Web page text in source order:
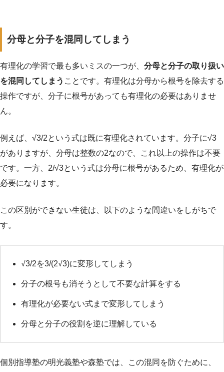
分母と分子を混同してしまう
有理化の学習で最も多いミスの一つが、 分母と分子の取り扱い
を混同してしまう ことです。有理化は分母から根号を除去する
操作ですが、分子に根号があっても有理化の必要はありませ
ん。
例えば、√3/2という式は既に有理化されています。分子に√3
がありますが、分母は整数の2なので、これ以上の操作は不要
です。一方、2/√3という式は分母に根号があるため、有理化が
必要になります。
この区別ができない生徒は、以下のような間違いをしがちで
す。
√3/2を3/(2√3)に変形してしまう
分子の根号も消そうとして不要な計算をする
有理化が必要ない式まで変形してしまう
分母と分子の役割を逆に理解している
個別指導塾の明光義塾や森塾では、この混同を防ぐために、